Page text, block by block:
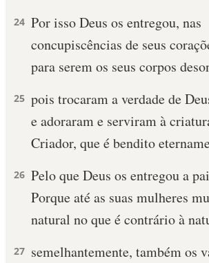
24 Por isso Deus os entregou, nas
concupiscências de seus
para serem os seus corpos
25 pois trocaram a verdade de
e adoraram e serviram à
Criador, que é bendito
26 Pelo que Deus os entregou a
Porque até as suas mulheres
natural no que é contrário à
27 semelhantemente, também os